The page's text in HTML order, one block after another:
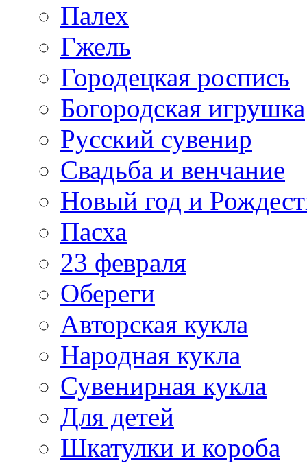
Палех
Гжель
Городецкая роспись
Богородская игрушка
Русский сувенир
Свадьба и венчание
Новый год и
Пасха
23 февраля
Обереги
Авторская кукла
Народная кукла
Сувенирная кукла
Для детей
Шкатулки и короба